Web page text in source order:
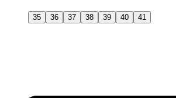
35 36 37 38 39 40 41